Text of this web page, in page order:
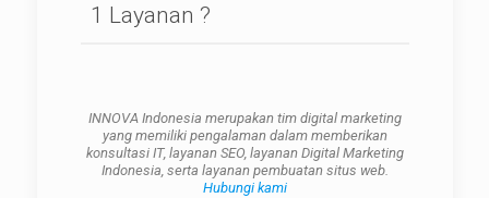
1 Layanan ?
INNOVA Indonesia merupakan tim digital marketing
yang memiliki pengalaman dalam memberikan
konsultasi IT, layanan SEO, layanan Digital Marketing
Indonesia, serta layanan pembuatan situs web.
Hubungi kami